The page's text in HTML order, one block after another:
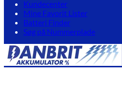
Kundecenter
Mine Favorit Lister
Batteri Finder
Søg på Nummerplade